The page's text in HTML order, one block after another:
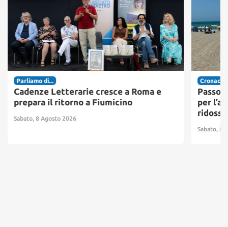
Parliamo di...
Cadenze Letterarie cresce a Roma e
prepara il ritorno a Fiumicino
Sabato, 8 Agosto 2026
Cronaca
per
Sabato, 8